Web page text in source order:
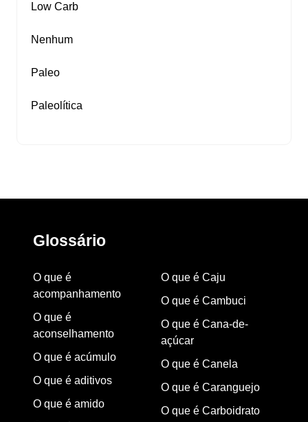
Low Carb
Nenhum
Paleo
Paleolítica
Glossário
O que é
acompanhamento
O que é
aconselhamento
O que é acúmulo
O que é aditivos
O que é amido
O que é Caju
O que é Cambuci
O que é Cana-de-
açúcar
O que é Canela
O que é Caranguejo
O que é Carboidrato